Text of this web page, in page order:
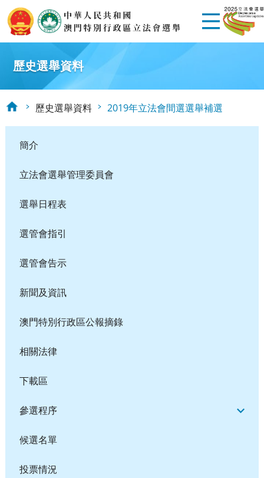
歷史選舉資料
歷史選舉資料 2019年立法會間選選舉補選
簡介
立法會選舉管理委員會
選舉日程表
選管會指引
選管會告示
新聞及資訊
澳門特別行政區公報摘錄
相關法律
下載區
參選程序
候選名單
投票情況